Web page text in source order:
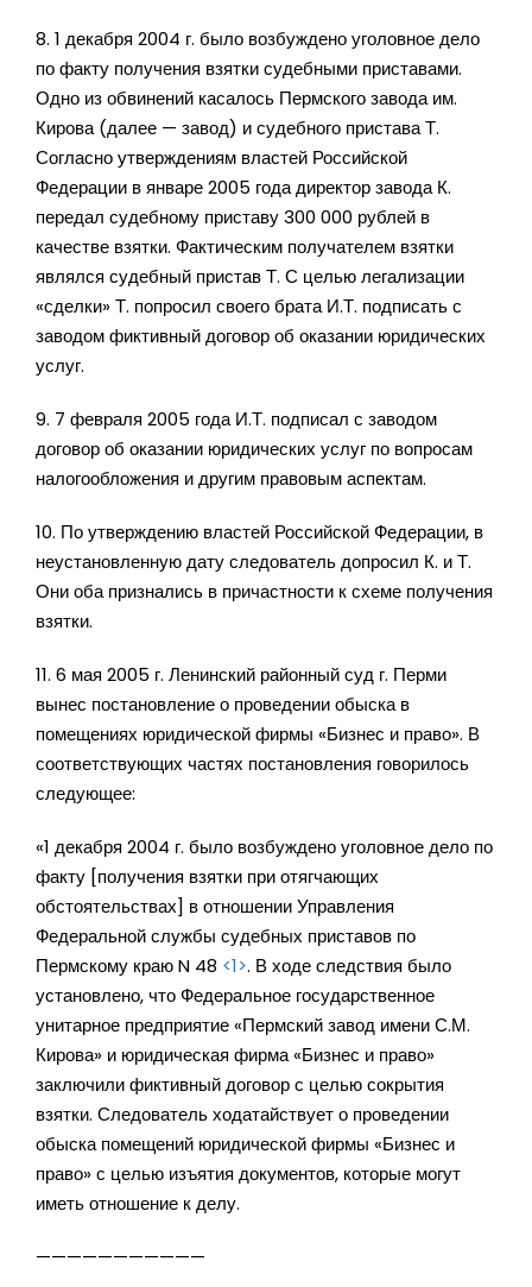
8. 1 декабря 2004 г. было возбуждено уголовное дело
по факту получения взятки судебными приставами.
Одно из обвинений касалось Пермского завода им.
Кирова (далее — завод) и судебного пристава Т.
Согласно утверждениям властей Российской
Федерации в январе 2005 года директор завода К.
передал судебному приставу 300 000 рублей в
качестве взятки. Фактическим получателем взятки
являлся судебный пристав Т. С целью легализации
«сделки» Т. попросил своего брата И.Т. подписать с
заводом фиктивный договор об оказании юридических
услуг.
9. 7 февраля 2005 года И.Т. подписал с заводом
договор об оказании юридических услуг по вопросам
налогообложения и другим правовым аспектам.
10. По утверждению властей Российской Федерации, в
неустановленную дату следователь допросил К. и Т.
Они оба признались в причастности к схеме получения
взятки.
11. 6 мая 2005 г. Ленинский районный суд г. Перми
вынес постановление о проведении обыска в
помещениях юридической фирмы «Бизнес и право». В
соответствующих частях постановления говорилось
следующее:
«1 декабря 2004 г. было возбуждено уголовное дело по
факту [получения взятки при отягчающих
обстоятельствах] в отношении Управления
Федеральной службы судебных приставов по
Пермскому краю N 48 <1>. В ходе следствия было
установлено, что Федеральное государственное
унитарное предприятие «Пермский завод имени С.М.
Кирова» и юридическая фирма «Бизнес и право»
заключили фиктивный договор с целью сокрытия
взятки. Следователь ходатайствует о проведении
обыска помещений юридической фирмы «Бизнес и
право» с целью изъятия документов, которые могут
иметь отношение к делу.
———————————